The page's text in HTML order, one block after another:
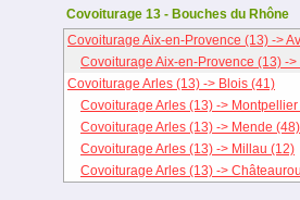
Covoiturage 13 - Bouches du Rhône
Covoiturage Aix-en-Provence (13) ->
Covoiturage Aix-en-Provence (13) -
Covoiturage Arles (13) -> Blois (41)
Covoiturage Arles (13) ->
Covoiturage Arles (13) -> Mende (48)
Covoiturage Arles (13) -> Millau (12)
Covoiturage Arles (13) ->